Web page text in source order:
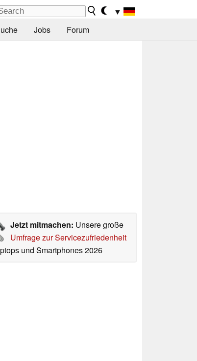
▼
Jobs Forum
Jetzt mitmachen: Unsere große
Umfrage zur Servicezufriedenheit
und Smartphones 2026